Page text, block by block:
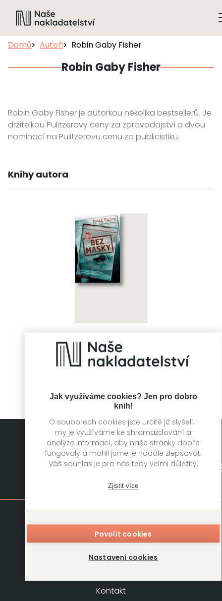
Jak využíváme cookies? Jen pro dobro
knih!
O souborech cookies jste určitě již slyšeli. I
my je využíváme ke shromažďování a
analýze informací, aby naše stránky dobře
fungovaly a mohli jsme je nadále zlepšovat.
Váš souhlas je pro nás tedy velmi důležitý.
Zjistit více
Povolit cookies
Nastavení cookies
Domů Autoři Robin Gaby Fisher
Robin Gaby Fisher
Robin Gaby Fisher je autorkou několika bestsellerů. Je
držitelkou Pulitzerovy ceny za zpravodajství a dvou
nominací na Pulitzerovu cenu za publicistiku.
Knihy autora
Paul Holes, Robin
Gaby Fisher
Mapa stránek
Foreign Rights
Kontakt